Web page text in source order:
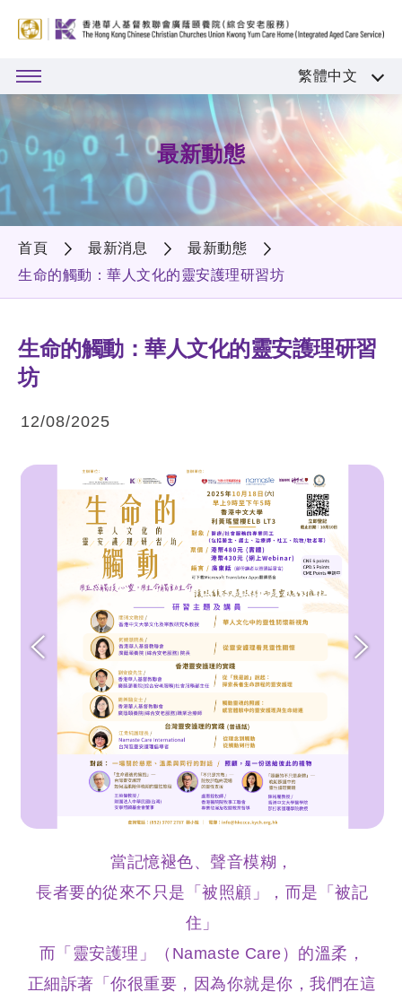
繁體中文
最新動態
首頁 最新消息
最新動態
生命的觸動：華人文化的靈安護理研習坊
生命的觸動：華人文化的靈安護理研習
坊
12/08/2025
當記憶褪色、聲音模糊，
長者要的從來不只是「被照顧」，而是「被記
住」
而「靈安護理」（Namaste Care）的溫柔，
正細訴著「你很重要，因為你就是你，我們在這